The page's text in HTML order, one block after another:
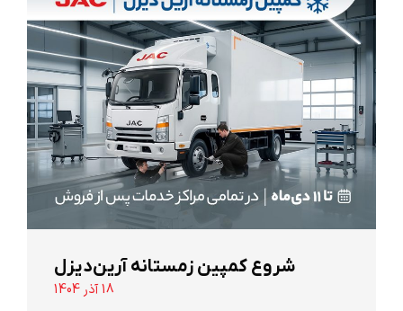
شروع کمپین زمستانه آرین‌دیزل
18 آذر 1404